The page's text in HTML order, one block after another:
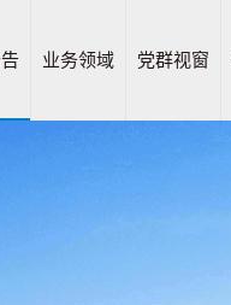
业务领域 党群视窗